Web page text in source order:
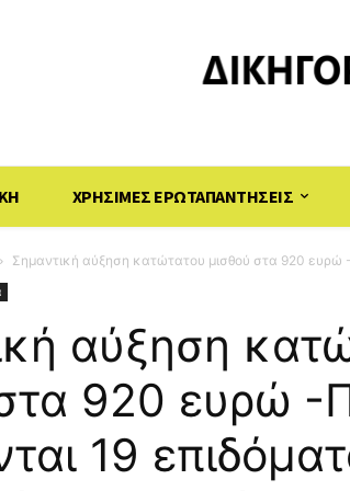
ΧΡΗΣΙΜΕΣ ΕΡΩΤΑΠΑΝΤΗΣΕΙΣ
Σημαντική αύξηση κατώτατου μισθού στα 920 ευρώ -
αύξηση
920 ευρώ -
19